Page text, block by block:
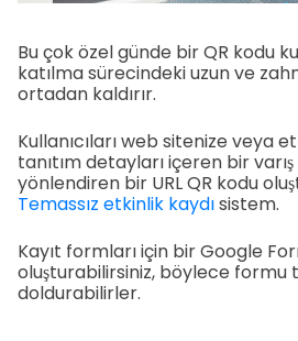
Bu çok özel günde bir QR kodu
katılma sürecindeki uzun ve
ortadan kaldırır.
Kullanıcıları web sitenize veya
tanıtım detayları içeren bir
yönlendiren bir URL QR kodu
Temassız etkinlik kaydısistem.
Kayıt formları için bir Google
oluşturabilirsiniz, böylece formu
doldurabilirler.